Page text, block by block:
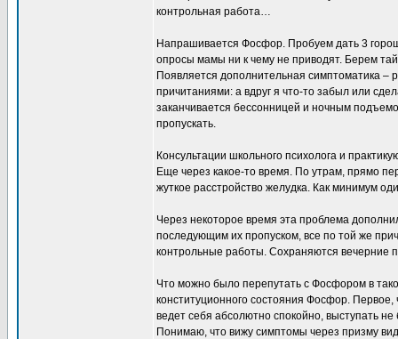
контрольная работа…
Напрашивается Фосфор. Пробуем дать 3
опросы мамы ни к чему не приводят. Берем
Появляется дополнительная симптоматика
причитаниями: а вдруг я что-то забыл или
заканчивается бессонницей и ночным
пропускать.
Консультации школьного психолога и
Еще через какое-то время. По утрам, прямо
жуткое расстройство желудка. Как минимум
Через некоторое время эта проблема
последующим их пропуском, все по той же
контрольные работы. Сохраняются вечерние
Что можно было перепутать с Фосфором в
конституционного состояния Фосфор. Первое,
ведет себя абсолютно спокойно, выступать
Понимаю, что вижу симптомы через призму